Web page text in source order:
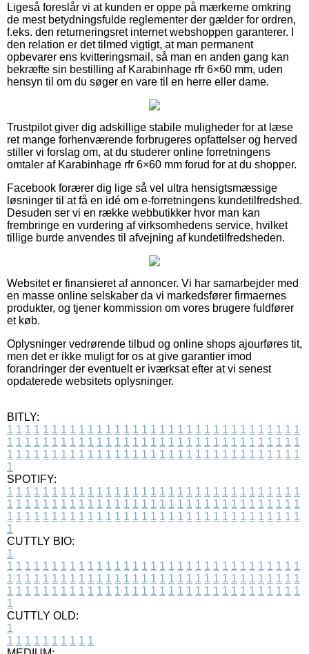
Ligeså foreslår vi at kunden er oppe på mærkerne omkring
de mest betydningsfulde reglementer der gælder for ordren,
f.eks. den returneringsret internet webshoppen garanterer. I
den relation er det tilmed vigtigt, at man permanent
opbevarer ens kvitteringsmail, så man en anden gang kan
bekræfte sin bestilling af Karabinhage rfr 6×60 mm, uden
hensyn til om du søger en vare til en herre eller dame.
Trustpilot giver dig adskillige stabile muligheder for at læse
ret mange forhenværende forbrugeres opfattelser og herved
stiller vi forslag om, at du studerer online forretningens
omtaler af Karabinhage rfr 6×60 mm forud for at du shopper.
Facebook forærer dig lige så vel ultra hensigtsmæssige
løsninger til at få en idé om e-forretningens kundetilfredshed.
Desuden ser vi en række webbutikker hvor man kan
frembringe en vurdering af virksomhedens service, hvilket
tillige burde anvendes til afvejning af kundetilfredsheden.
Websitet er finansieret af annoncer. Vi har samarbejder med
en masse online selskaber da vi markedsfører firmaernes
produkter, og tjener kommission om vores brugere fuldfører
et køb.
Oplysninger vedrørende tilbud og online shops ajourføres tit,
men det er ikke muligt for os at give garantier imod
forandringer der eventuelt er iværksat efter at vi senest
opdaterede websitets oplysninger.
BITLY:
1 1 1 1 1 1 1 1 1 1 1 1 1 1 1 1 1 1 1 1 1 1 1 1 1 1 1 1 1 1 1 1 1
1 1 1 1 1 1 1 1 1 1 1 1 1 1 1 1 1 1 1 1 1 1 1 1 1 1 1 1 1 1 1 1 1
1 1 1 1 1 1 1 1 1 1 1 1 1 1 1 1 1 1 1 1 1 1 1 1 1 1 1 1 1 1 1 1 1
1
SPOTIFY:
1 1 1 1 1 1 1 1 1 1 1 1 1 1 1 1 1 1 1 1 1 1 1 1 1 1 1 1 1 1 1 1 1
1 1 1 1 1 1 1 1 1 1 1 1 1 1 1 1 1 1 1 1 1 1 1 1 1 1 1 1 1 1 1 1 1
1 1 1 1 1 1 1 1 1 1 1 1 1 1 1 1 1 1 1 1 1 1 1 1 1 1 1 1 1 1 1 1 1
1
CUTTLY BIO:
1
1 1 1 1 1 1 1 1 1 1 1 1 1 1 1 1 1 1 1 1 1 1 1 1 1 1 1 1 1 1 1 1 1
1 1 1 1 1 1 1 1 1 1 1 1 1 1 1 1 1 1 1 1 1 1 1 1 1 1 1 1 1 1 1 1 1
1 1 1 1 1 1 1 1 1 1 1 1 1 1 1 1 1 1 1 1 1 1 1 1 1 1 1 1 1 1 1 1 1
1
CUTTLY OLD:
1
1 1 1 1 1 1 1 1 1 1